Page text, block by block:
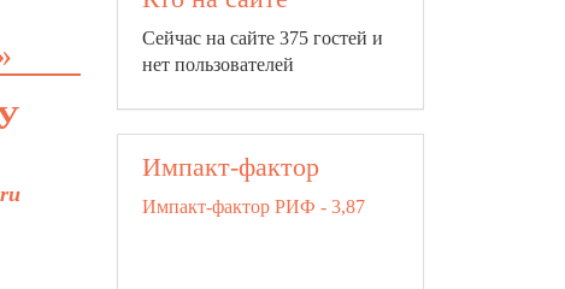
Сейчас на сайте 375 гостей и
нет пользователей
Импакт-фактор
Импакт-фактор РИФ - 3,87